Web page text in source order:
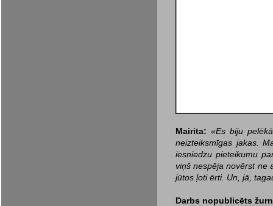
Mairita: «Es biju
neizteiksmīgas jakas.
iesniedzu pietei­kumu
viņš nespēja novērst ne
jūtos ļoti ērti. Un, jā,
Darbs nopublicēts